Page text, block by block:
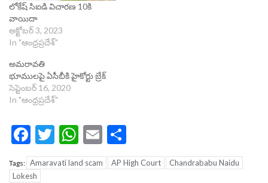
లోకేష్ సిఐడి విచార‌ణ 10కి
వాయిదా
అక్టోబర్ 3, 2023
In "ఆంధ్రప్రదేశ్"
అమరావతి
భూములపై ఏసీబీకి హైకోర్టు బ్రేక్
సెప్టెంబర్ 16, 2020
In "ఆంధ్రప్రదేశ్"
Facebook
Twitter
WhatsApp
Email
Tags: Amaravati land scam AP High Court
Chandrababu Naidu
Lokesh